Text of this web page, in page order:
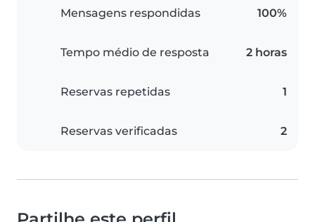
Mensagens respondidas 100%
Tempo médio de resposta 2 horas
Reservas repetidas 1
Reservas verificadas 2